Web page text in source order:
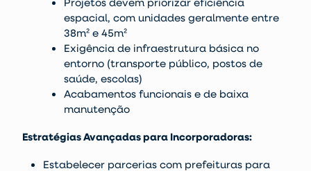
espacial, com unidades geralmente entre
38m² e 45m²
Exigência de infraestrutura básica no
entorno (transporte público, postos de
saúde, escolas)
Acabamentos funcionais e de baixa
manutenção
Estratégias Avançadas para Incorporadoras:
Estabelecer parcerias com prefeituras para